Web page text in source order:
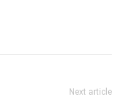
Next article